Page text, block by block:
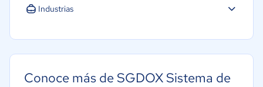
Micro: 1 a 9 trabajadores
Industrias
Conoce más de SGDOX Sistema de